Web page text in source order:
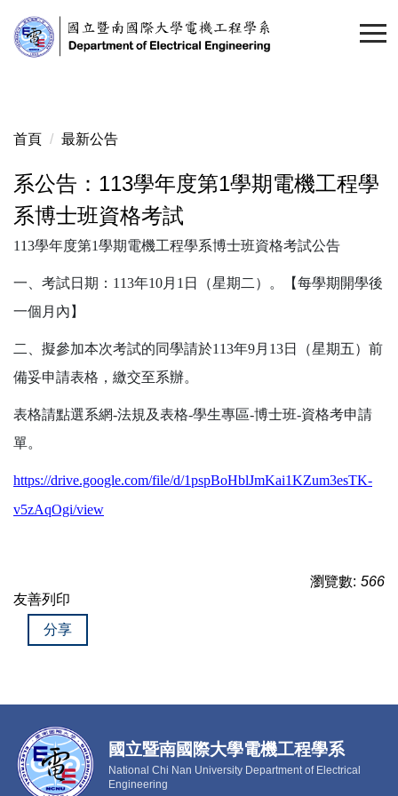
到
主
區
首頁 最新公告
系公告：113學年度第1學期電機工程學
系博士班資格考試
113學年度第1學期電機工程學系博士班資格考試公告
一、考試日期： 113年10月1日（星期二）。【每學期開學後
一個月內】
二、擬參加本次考試的同學請於113年9月13日（星期五）前
備妥申請表格，繳交至系辦。
表格請點選系網-法規及表格-學生專區-博士班-資格考申請
單。
https://drive.google.com/file/d/1pspBoHblJmKai1KZum3esTK-
v5zAqOgi/view
瀏覽數: 566
友善列印
分享
國立暨南國際大學電機工程學系
National Chi Nan University Department of Electrical
Engineering